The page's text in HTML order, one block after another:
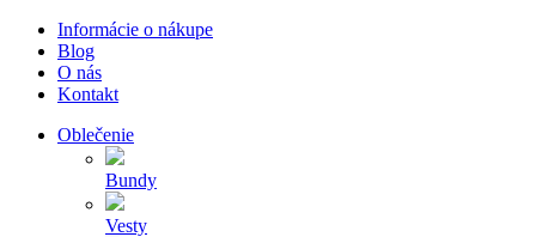
Informácie o nákupe
Blog
O nás
Kontakt
Oblečenie
Bundy
Vesty